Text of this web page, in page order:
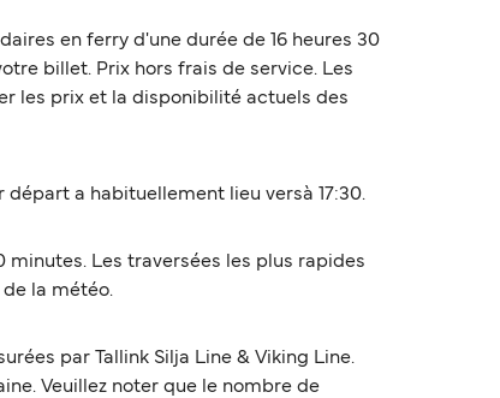
en ferry d'une durée de 16 heures 30
billet. Prix hors frais de service. Les
les prix et la disponibilité actuels des
a habituellement lieu versà 17:30.
minutes. Les traversées les plus rapides
la météo.
par Tallink Silja Line & Viking Line.
Veuillez noter que le nombre de